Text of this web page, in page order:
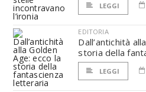
LEGGI
EDITORIA
Dall’antichità
storia della
LEGGI